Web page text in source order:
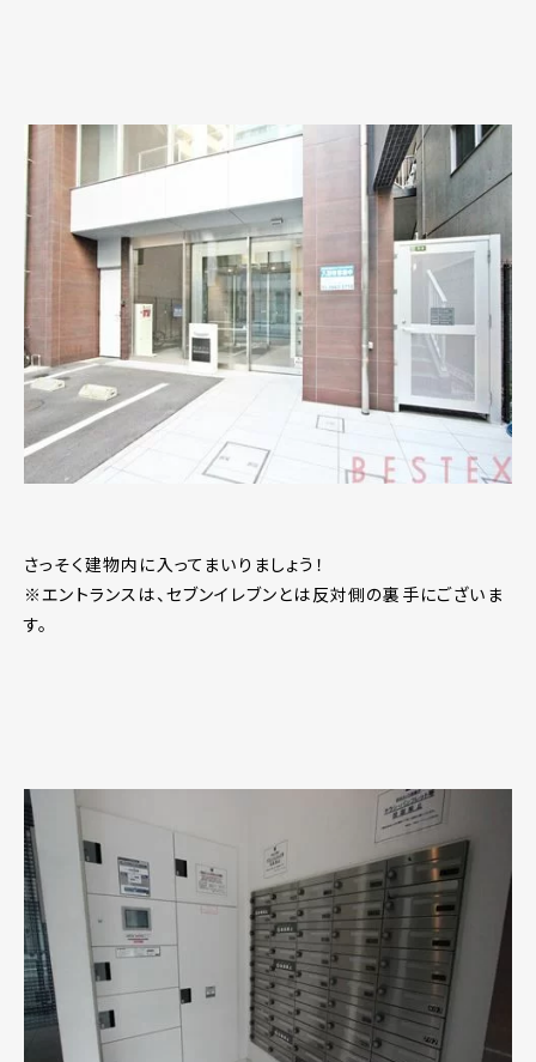
さっそく建物内に入ってまいりましょう！
※エントランスは、セブンイレブンとは反対側の裏手にございま
す。